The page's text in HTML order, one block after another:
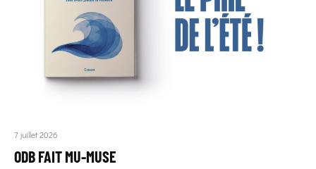
7 juillet 2026
ODB FAIT MU-MUSE